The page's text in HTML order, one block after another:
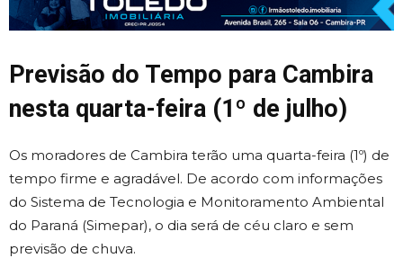
Previsão do Tempo para Cambira
nesta quarta-feira (1º de julho)
Os moradores de Cambira terão uma quarta-feira (1º) de
tempo firme e agradável. De acordo com informações
do Sistema de Tecnologia e Monitoramento Ambiental
do Paraná (Simepar), o dia será de céu claro e sem
previsão de chuva.